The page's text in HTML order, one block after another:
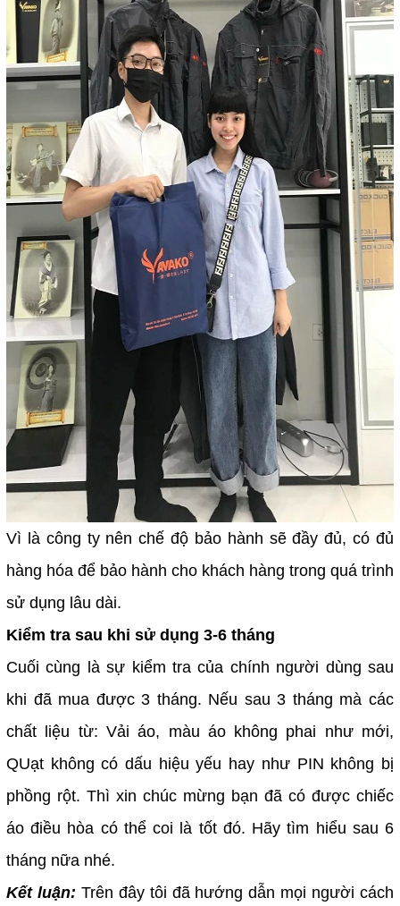
Vì là công ty nên chế độ bảo hành sẽ đầy đủ, có đủ
hàng hóa để bảo hành cho khách hàng trong quá trình
sử dụng lâu dài.
Kiểm tra sau khi sử dụng 3-6 tháng
Cuối cùng là sự kiểm tra của chính người dùng sau
khi đã mua được 3 tháng. Nếu sau 3 tháng mà các
chất liệu từ: Vải áo, màu áo không phai như mới,
QUạt không có dấu hiệu yếu hay như PIN không bị
phồng rột. Thì xin chúc mừng bạn đã có được chiếc
áo điều hòa có thể coi là tốt đó. Hãy tìm hiểu sau 6
tháng nữa nhé.
Kết luận: Trên đây tôi đã hướng dẫn mọi người cách